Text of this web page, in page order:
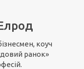
коуч
ранок»